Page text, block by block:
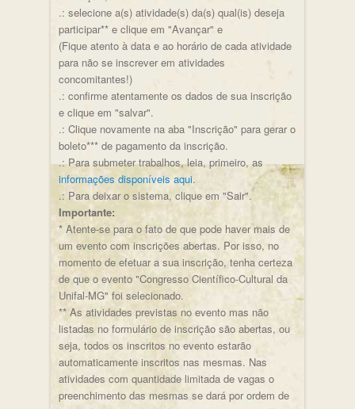
.: selecione a(s) atividade(s) da(s) qual(is) deseja
participar** e clique em "Avançar" e
(Fique atento à data e ao horário de cada atividade
para não se inscrever em atividades
concomitantes!)
.: confirme atentamente os dados de sua inscrição
e clique em "salvar".
.: Clique novamente na aba "Inscrição" para gerar o
boleto*** de pagamento da inscrição.
.: Para submeter trabalhos, leia, primeiro, as
informações disponíveis aqui.
.: Para deixar o sistema, clique em "Sair".
Importante:
* Atente-se para o fato de que pode haver mais de
um evento com inscrições abertas. Por isso, no
momento de efetuar a sua inscrição, tenha certeza
de que o evento "Congresso Científico-Cultural da
Unifal-MG" foi selecionado.
** As atividades previstas no evento mas não
listadas no formulário de inscrição são abertas, ou
seja, todos os inscritos no evento estarão
automaticamente inscritos nas mesmas. Nas
atividades com quantidade limitada de vagas o
preenchimento das mesmas se dará por ordem de